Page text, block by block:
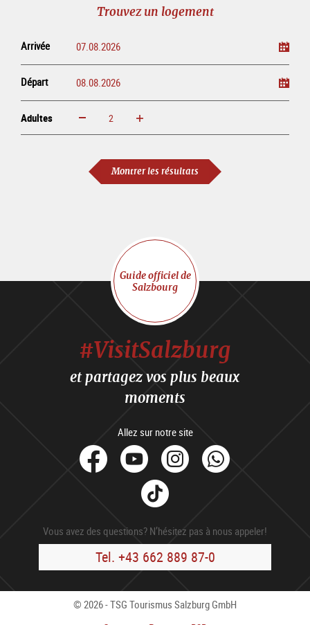
ligne
Trouvez un logement
Arrivée
Départ
Adultes Augmenter Réduire
Montrer les résultats
Guide officiel de
Salzbourg
#VisitSalzburg
et partagez vos plus beaux
moments
Allez sur notre site
facebook
YoutubeInstagram
Tik
Tok
Vous avez des questions? N’hésitez pas à nous appeler!
Tel. +43 662 889 87-0
© 2026 - TSG Tourismus Salzburg GmbH